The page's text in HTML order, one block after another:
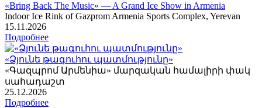
«Bring Back The Music» — A Grand Ice Show in Armenia
Indoor Ice Rink of Gazprom Armenia Sports Complex, Yerevan
15.11.2026
Подробнее
«Ձյունե թագուհու պատմությունը»
«Գազպրոմ Արմենիա» մարզական համալիրի փակ
սահադաշտ
25.12.2026
Подробнее